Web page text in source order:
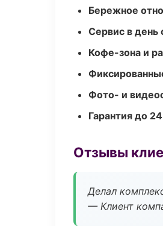
Бережное
Сервис в день
Кофе-зона и
Фото- и
Гарантия до
Отзывы
Делал
— Клиент